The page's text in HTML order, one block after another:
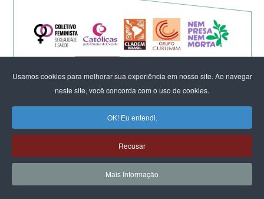
Usamos cookies para melhorar sua experiência em nosso site. Ao navegar
neste site, você concorda com o uso de cookies.
OK! Eu entendi.
Recusar
Mais Informação
Eleição de Erika Hilton para
presidente da Comissão da
Mulher é um fato importante